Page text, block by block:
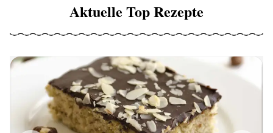
Aktuelle Top Rezepte